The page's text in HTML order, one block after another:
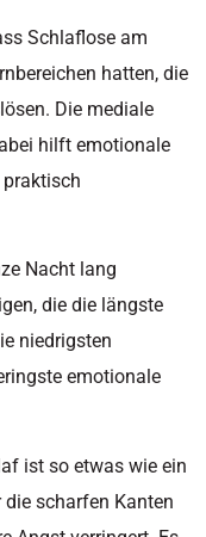
Schlaflose am
hatten, die
Die mediale
hilft emotionale
Nacht lang
die die längste
niedrigsten
emotionale
ist so etwas wie ein
scharfen Kanten